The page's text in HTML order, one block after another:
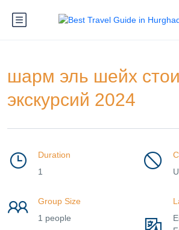
шарм эль шейх
экскурсий 2024
Duration
1
Group Size
1 people